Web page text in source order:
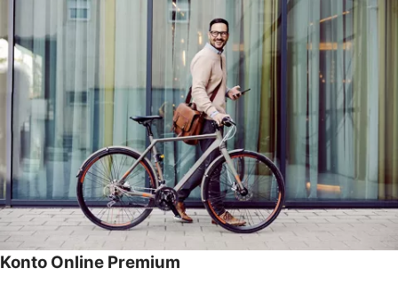
Konto Online Premium